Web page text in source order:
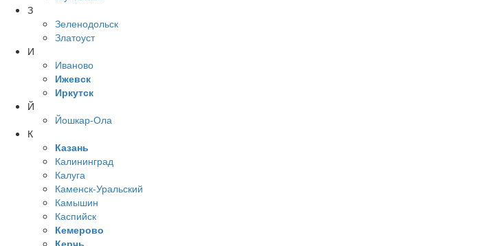
З
Зеленодольск
Златоуст
И
Иваново
Ижевск
Иркутск
Й
Йошкар-Ола
К
Казань
Калининград
Калуга
Каменск-Уральский
Камышин
Каспийск
Кемерово
Керчь